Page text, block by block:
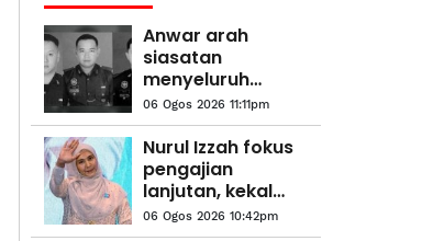
Anwar arah
siasatan
menyeluruh
kejadian anggota
polis maut di
Beaufort
06 Ogos 2026 11:11pm
Nurul Izzah fokus
pengajian
lanjutan, kekal
sebagai anggota
PKR
06 Ogos 2026 10:42pm